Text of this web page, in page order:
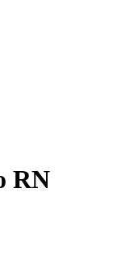
Liga de
RN